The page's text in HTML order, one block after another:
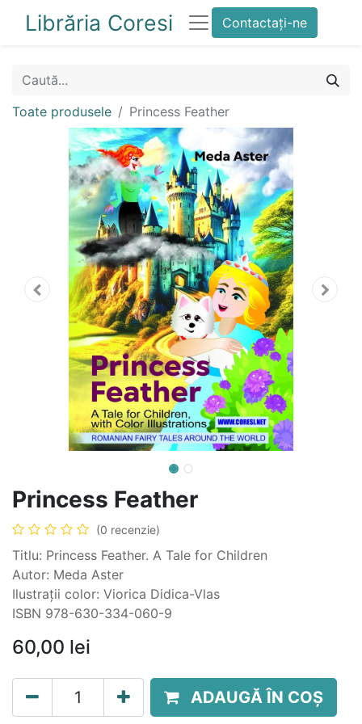
Librăria Coresi Contactați-ne
Toate produsele Princess Feather
Princess Feather
(0 recenzie)
Titlu: Princess Feather. A Tale for Children
Autor: Meda Aster
Ilustrații color: Viorica Didica-Vlas
ISBN 978-630-334-060-9
60,00 lei
ADAUGĂ ÎN COȘ